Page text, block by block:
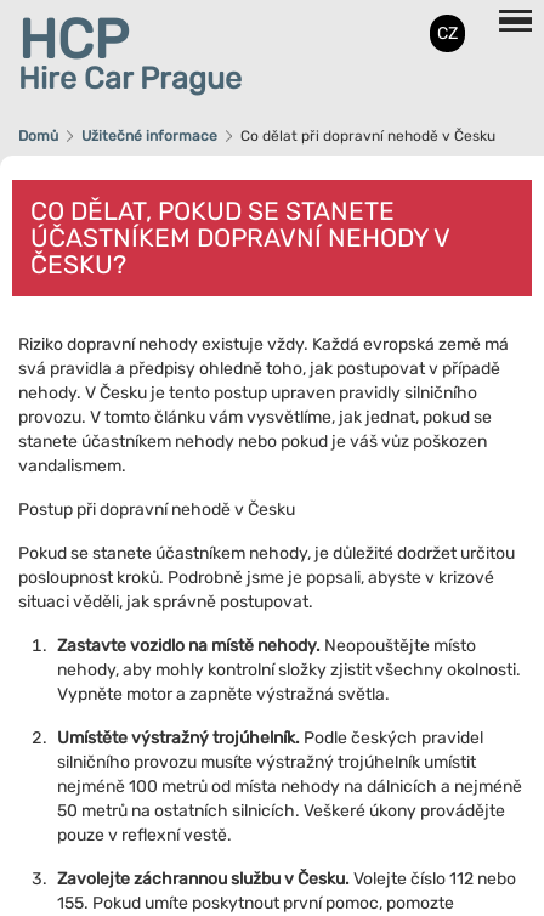
HCP
Hire Car Prague
CZ
Domů Užitečné informace Co dělat při dopravní nehodě v Česku
CO DĚLAT, POKUD SE STANETE
ÚČASTNÍKEM DOPRAVNÍ NEHODY V
ČESKU?
Riziko dopravní nehody existuje vždy. Každá evropská země má
svá pravidla a předpisy ohledně toho, jak postupovat v případě
nehody. V Česku je tento postup upraven pravidly silničního
provozu. V tomto článku vám vysvětlíme, jak jednat, pokud se
stanete účastníkem nehody nebo pokud je váš vůz poškozen
vandalismem.
Postup při dopravní nehodě v Česku
Pokud se stanete účastníkem nehody, je důležité dodržet určitou
posloupnost kroků. Podrobně jsme je popsali, abyste v krizové
situaci věděli, jak správně postupovat.
Zastavte vozidlo na místě nehody. Neopouštějte místo
nehody, aby mohly kontrolní složky zjistit všechny okolnosti.
Vypněte motor a zapněte výstražná světla.
Umístěte výstražný trojúhelník. Podle českých pravidel
silničního provozu musíte výstražný trojúhelník umístit
nejméně 100 metrů od místa nehody na dálnicích a nejméně
50 metrů na ostatních silnicích. Veškeré úkony provádějte
pouze v reflexní vestě.
Zavolejte záchrannou službu v Česku.Volejte číslo 112 nebo
155. Pokud umíte poskytnout první pomoc, pomozte